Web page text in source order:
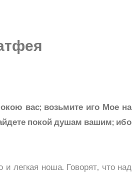
вас; возьмите иго Мое на
покой душам вашим; ибо
легкая ноша. Говорят, что над